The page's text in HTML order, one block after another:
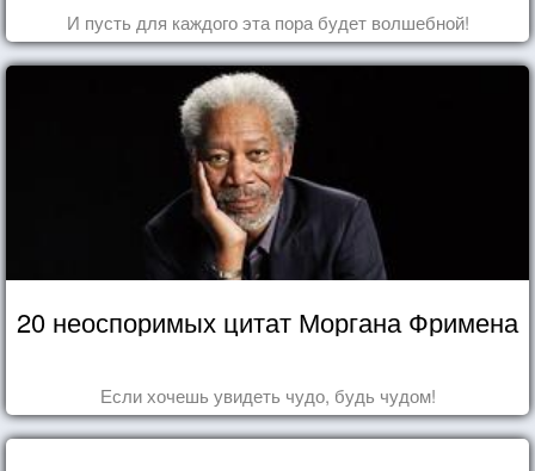
И пусть для каждого эта пора будет волшебной!
20 неоспоримых цитат Моргана Фримена
Если хочешь увидеть чудо, будь чудом!